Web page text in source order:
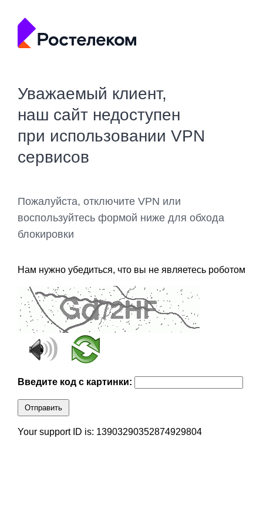
Уважаемый клиент,
наш сайт недоступен
при использовании VPN
сервисов
Пожалуйста, отключите VPN или
воспользуйтесь формой ниже для обхода
блокировки
Нам нужно убедиться, что вы не являетесь роботом
Введите код с картинки:
Отправить
Your support ID is: 13903290352874929804